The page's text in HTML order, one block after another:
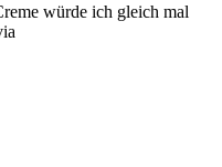
würde ich gleich mal